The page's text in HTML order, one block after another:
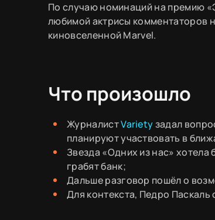
По случаю номинаций на премию
любимой актрисы комментаторов
киновселенной Marvel.
Что произошло
ЖурналистVarietyзадал
планируют участвовать в
Звезда «Одних из нас»
грабят банк;
Дальше разговор пошёл о
Для контекста, Педро